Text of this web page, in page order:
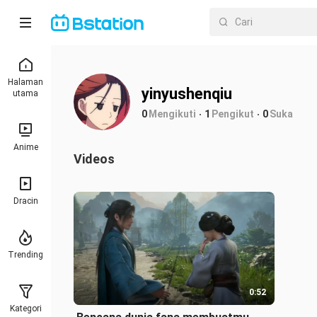
Halaman
utama
Anime
Dracin
Trending
Kategori
yinyushenqiu
0Mengikuti 1 Pengikut 0Suka
Videos
0:52